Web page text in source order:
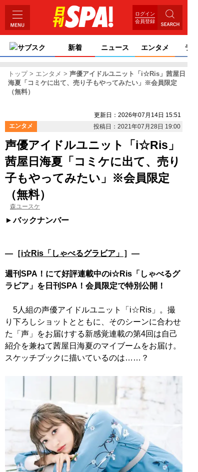
ログイン
会員登録
サブスク 新着 ニュース エンタメ ライ
トップ エンタメ
声優アイドルユニット「i☆Ris」茜屋日
海夏「コミケに出て、売り子もやってみたい」※会員限定
（無料）
更新日：2026年07月14日 15:51
エンタメ
投稿日：2021年07月28日 19:00
声優アイドルユニット「i☆Ris」
茜屋日海夏「コミケに出て、売り
子もやってみたい」※会員限定
（無料）
森ユースケ
バックナンバー
―［i☆Ris「しゃべるグラビア」 ］―
週刊SPA！にて好評連載中のi☆Ris「しゃべるグ
ラビア」を日刊SPA！会員限定で特別公開！
5人組の声優アイドルユニット「i☆Ris」。撮
り下ろしショットとともに、そのシーンに合わせ
た「声」をお届けする新感覚連載の第4回は自己
紹介を兼ねて茜屋日海夏のマイブームをお届け。
スケッチブックに描いているのは……？